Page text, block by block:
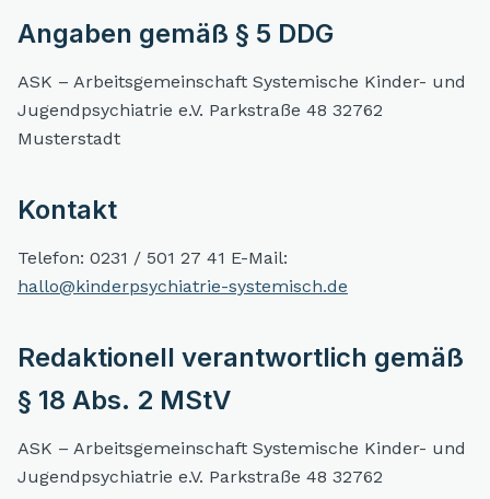
Angaben gemäß § 5 DDG
ASK – Arbeitsgemeinschaft Systemische Kinder- und
Jugendpsychiatrie e.V. Parkstraße 48 32762
Musterstadt
Kontakt
Telefon: 0231 / 501 27 41 E-Mail:
hallo@kinderpsychiatrie-systemisch.de
Redaktionell verantwortlich gemäß
§ 18 Abs. 2 MStV
ASK – Arbeitsgemeinschaft Systemische Kinder- und
Jugendpsychiatrie e.V. Parkstraße 48 32762